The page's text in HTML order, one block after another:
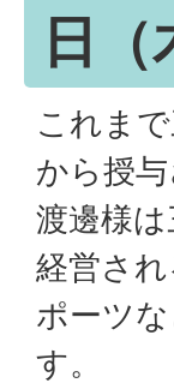
日
これま
から授
渡邊様
経営さ
ポーツ
す。